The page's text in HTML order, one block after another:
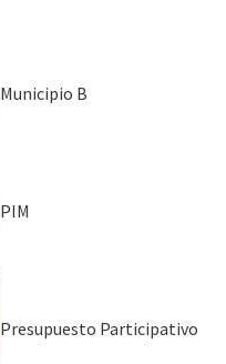
Municipio B
PIM
Presupuesto Participativo